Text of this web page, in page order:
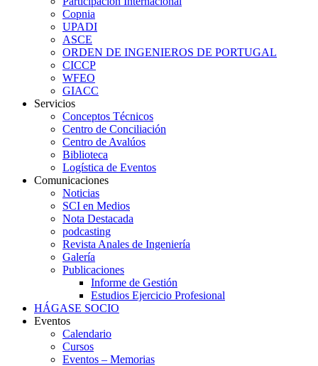
Copnia
UPADI
ASCE
ORDEN DE INGENIEROS DE PORTUGAL
CICCP
WFEO
GIACC
Servicios
Conceptos Técnicos
Centro de Conciliación
Centro de Avalúos
Biblioteca
Logística de Eventos
Comunicaciones
Noticias
SCI en Medios
Nota Destacada
podcasting
Revista Anales de Ingeniería
Galería
Publicaciones
Informe de Gestión
Estudios Ejercicio Profesional
HÁGASE SOCIO
Eventos
Calendario
Cursos
Eventos – Memorias